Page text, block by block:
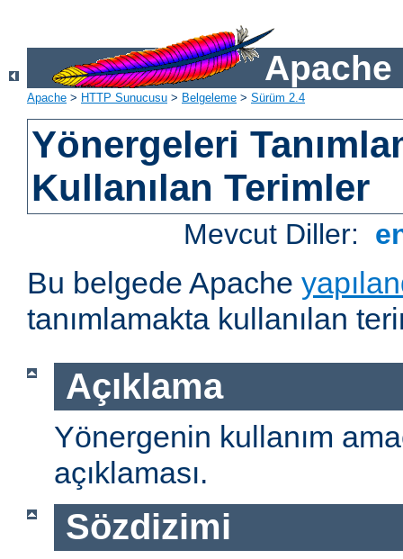
Apache
Apache > HTTP Sunucusu > Belgeleme > Sürüm 2.4
Yönergeleri
Kullanılan Terimler
Mevcut Diller:
Bu belgede Apache
tanımlamakta kullanılan
Açıklama
Yönergenin kullanım
açıklaması.
Sözdizimi